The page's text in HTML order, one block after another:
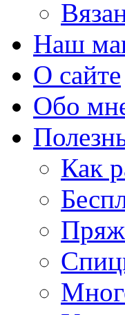
Наш
О сайте
Обо
Как